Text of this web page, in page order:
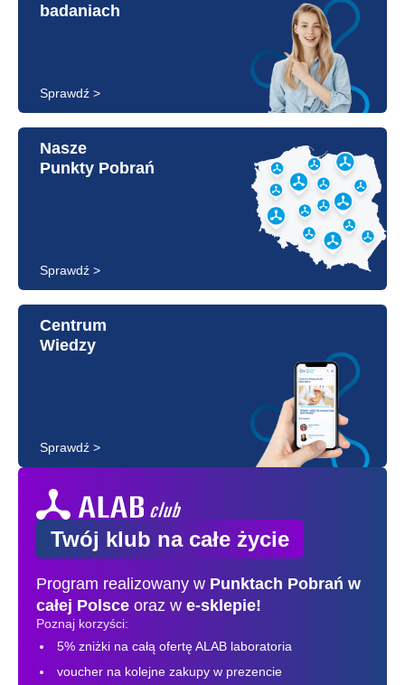
badaniach
Sprawdź >
Nasze
Punkty Pobrań
Sprawdź >
Centrum
Wiedzy
Sprawdź >
Twój klub na całe życie
Program realizowany w Punktach Pobrań w
całej Polsce oraz w e-sklepie!
Poznaj korzyści:
5% zniżki na całą ofertę ALAB laboratoria
voucher na kolejne zakupy w prezencie